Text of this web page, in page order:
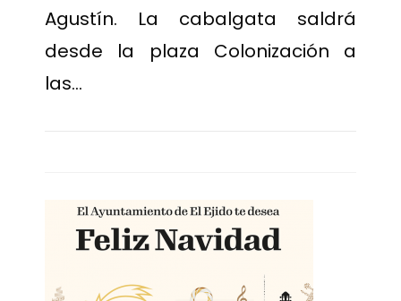
Agustín. La cabalgata saldrá
desde la plaza Colonización a
las…